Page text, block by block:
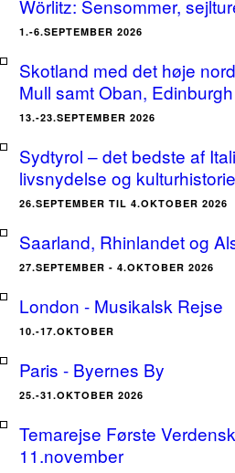
Wörlitz: Sensommer,
1.-6.SEPTEMBER 2026
Skotland med det høje
Mull samt Oban,
13.-23.SEPTEMBER 2026
Sydtyrol – det bedste af
livsnydelse og
26.SEPTEMBER TIL 4.OKTOBER 2026
Saarland, Rhinlandet og
27.SEPTEMBER - 4.OKTOBER 2026
London - Musikalsk Rejse
10.-17.OKTOBER
Paris - Byernes By
25.-31.OKTOBER 2026
Temarejse Første
11.november